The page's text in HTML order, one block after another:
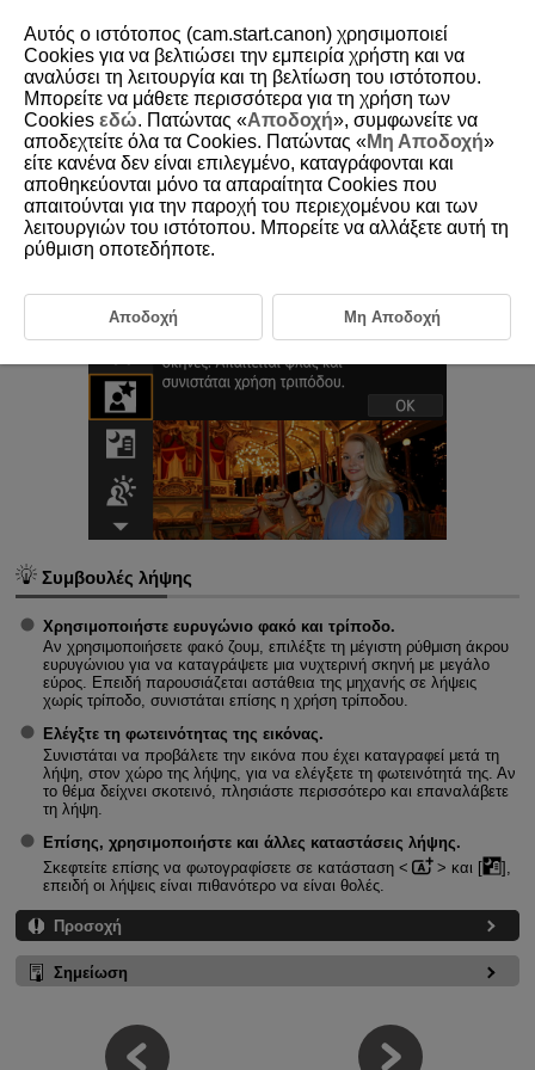
D180-039
Κατάσταση νυχτερινού πορτραίτου
Χρησιμοποιήστε την κατάσταση [ ] (Νυχτερινό Πορτραίτο) για
φωτεινές, όμορφες λήψεις ανθρώπων με νυχτερινές σκηνές στο φόντο.
Λάβετε υπόψη ότι η φωτογράφιση σε αυτήν την κατάσταση
μονάδα εξωτερικού φλας
Συμβουλές λήψης
Χρησιμοποιήστε ευρυγώνιο φακό και τρίποδο.
Αν χρησιμοποιήσετε φακό ζουμ, επιλέξτε τη μέγιστη ρύθμιση άκρου
ευρυγώνιου για να καταγράψετε μια νυχτερινή σκηνή με μεγάλο
εύρος. Επειδή παρουσιάζεται αστάθεια της μηχανής σε λήψεις
χωρίς τρίποδο, συνιστάται επίσης η χρήση τρίποδου.
Ελέγξτε τη φωτεινότητας της εικόνας.
Συνιστάται να προβάλετε την εικόνα που έχει καταγραφεί μετά τη
λήψη, στον χώρο της λήψης, για να ελέγξετε τη φωτεινότητά της. Αν
το θέμα δείχνει σκοτεινό, πλησιάστε περισσότερο και επαναλάβετε
τη λήψη.
Επίσης, χρησιμοποιήστε και άλλες καταστάσεις λήψης.
Σκεφτείτε επίσης να φωτογραφίσετε σε κατάσταση
και [
],
επειδή οι λήψεις είναι πιθανότερο να είναι θολές.
Προσοχή
Σημείωση
Αυτός ο ιστότοπος (cam.start.canon) χρησιμοποιεί
Cookies για να βελτιώσει την εμπειρία χρήστη και να
αναλύσει τη λειτουργία και τη βελτίωση του ιστότοπου.
Μπορείτε να μάθετε περισσότερα για τη χρήση των
Cookies εδώ. Πατώντας «Αποδοχή», συμφωνείτε να
αποδεχτείτε όλα τα Cookies. Πατώντας «Μη Αποδοχή»
είτε κανένα δεν είναι επιλεγμένο, καταγράφονται και
αποθηκεύονται μόνο τα απαραίτητα Cookies που
απαιτούνται για την παροχή του περιεχομένου και των
λειτουργιών του ιστότοπου. Μπορείτε να αλλάξετε αυτή τη
ρύθμιση οποτεδήποτε.
Αποδοχή Μη Αποδοχή